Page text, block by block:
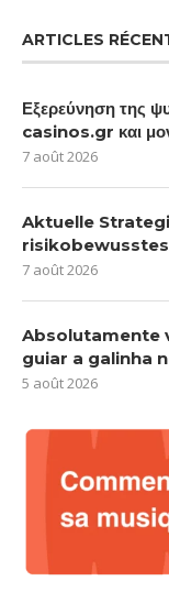
ARTICLES
Εξερεύνηση της
casinos.gr και
7 août 2026
Aktuelle
7 août 2026
Absolutamente
guiar a galinha
5 août 2026